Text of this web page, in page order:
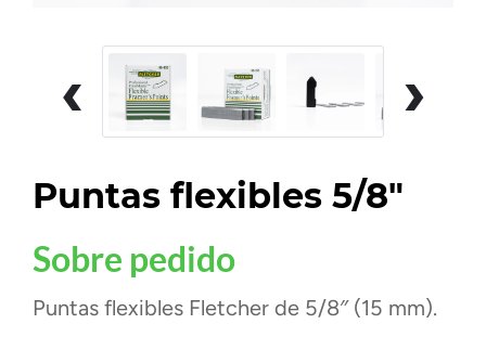
‹ ›
Puntas flexibles 5/8"
Sobre pedido
Puntas flexibles Fletcher de 5/8″ (15 mm).